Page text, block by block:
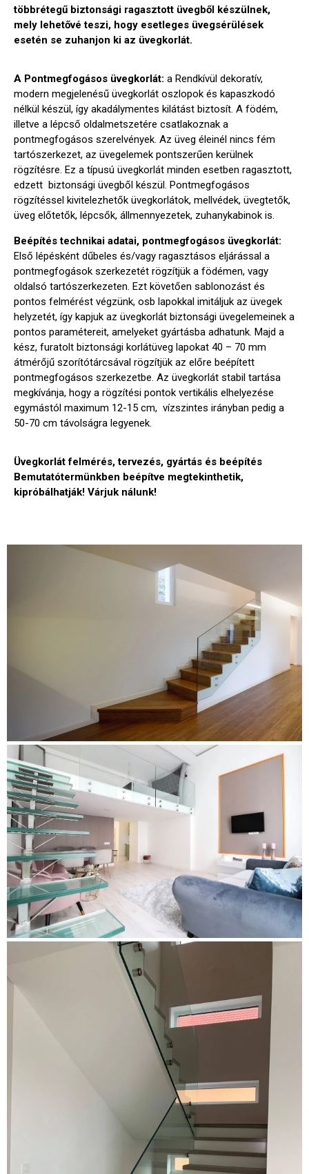
többrétegű biztonsági ragasztott üvegből készülnek,
mely lehetővé teszi, hogy esetleges üvegsérülések
esetén se zuhanjon ki az üvegkorlát.
A Pontmegfogásos üvegkorlát: a Rendkívül dekoratív,
modern megjelenésű üvegkorlát oszlopok és kapaszkodó
nélkül készül, így akadálymentes kilátást biztosít. A födém,
illetve a lépcső oldalmetszetére csatlakoznak a
pontmegfogásos szerelvények. Az üveg éleinél nincs fém
tartószerkezet, az üvegelemek pontszerűen kerülnek
rögzítésre. Ez a típusú üvegkorlát minden esetben ragasztott,
edzett biztonsági üvegből készül. Pontmegfogásos
rögzítéssel kivitelezhetők üvegkorlátok, mellvédek, üvegtetők,
üveg előtetők, lépcsők, állmennyezetek, zuhanykabinok is.
Beépítés technikai adatai, pontmegfogásos üvegkorlát:
Első lépésként dűbeles és/vagy ragasztásos eljárással a
pontmegfogások szerkezetét rögzítjük a födémen, vagy
oldalsó tartószerkezeten. Ezt követően sablonozást és
pontos felmérést végzünk, osb lapokkal imitáljuk az üvegek
helyzetét, így kapjuk az üvegkorlát biztonsági üvegelemeinek a
pontos paramétereit, amelyeket gyártásba adhatunk. Majd a
kész, furatolt biztonsági korlátüveg lapokat 40 – 70 mm
átmérőjű szorítótárcsával rögzítjük az előre beépített
pontmegfogásos szerkezetbe. Az üvegkorlát stabil tartása
megkívánja, hogy a rögzítési pontok vertikális elhelyezése
egymástól maximum 12-15 cm, vízszintes irányban pedig a
50-70 cm távolságra legyenek.
Üvegkorlát felmérés, tervezés, gyártás és beépítés
Bemutatótermünkben beépítve megtekinthetik,
kipróbálhatják! Várjuk nálunk!